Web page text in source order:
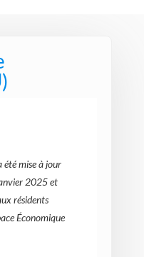
été mise à jour
2025 et
résidents
Économique